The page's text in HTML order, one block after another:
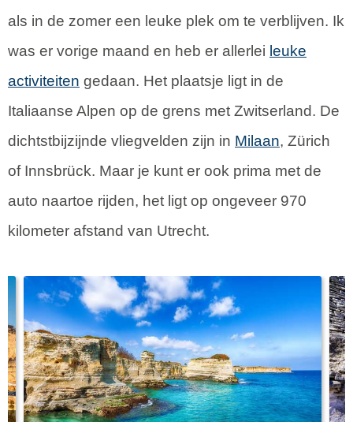
als in de zomer een leuke plek om te verblijven. Ik
was er vorige maand en heb er allerlei leuke
activiteiten gedaan. Het plaatsje ligt in de
Italiaanse Alpen op de grens met Zwitserland. De
dichtstbijzijnde vliegvelden zijn in Milaan, Zürich
of Innsbrück. Maar je kunt er ook prima met de
auto naartoe rijden, het ligt op ongeveer 970
kilometer afstand van Utrecht.